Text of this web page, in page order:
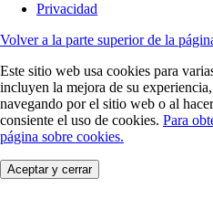
Privacidad
Volver a la parte superior de la
Este sitio web usa cookies para
incluyen la mejora de su
navegando por el sitio web o al
consiente el uso de cookies. Para
página sobre cookies.
Aceptar y cerrar